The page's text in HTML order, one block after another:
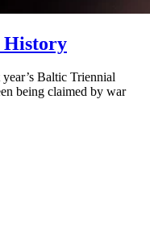
History
Baltic Triennial
being claimed by war